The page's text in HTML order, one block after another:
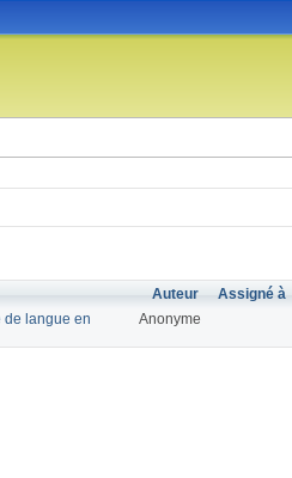
Auteur Assigné à
de langue en
Anonyme